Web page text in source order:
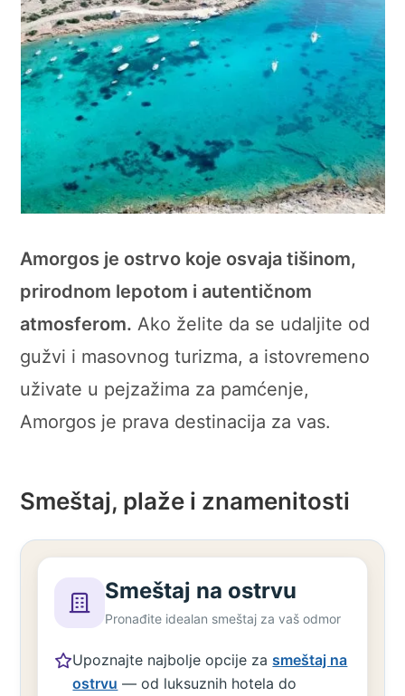
Amorgos je ostrvo koje osvaja tišinom,
prirodnom lepotom i autentičnom
atmosferom. Ako želite da se udaljite od
gužvi i masovnog turizma, a istovremeno
uživate u pejzažima za pamćenje,
Amorgos je prava destinacija za vas.
Smeštaj, plaže i znamenitosti
Smeštaj na ostrvu
Pronađite idealan smeštaj za vaš odmor
Upoznajte najbolje opcije zasmeštaj na
ostrvu — od luksuznih hotela do